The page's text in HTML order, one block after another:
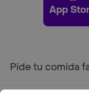
App
Pide tu comida